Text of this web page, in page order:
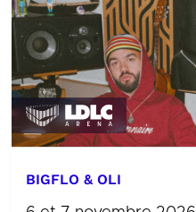
BIGFLO & OLI